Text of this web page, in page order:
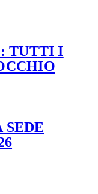
TUTTI I
SEDE